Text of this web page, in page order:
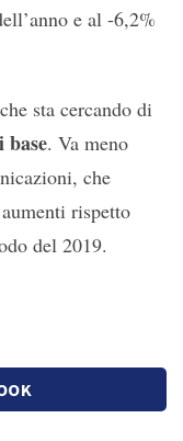
e al -6,2%
sta cercando di
. Va meno
che
rispetto
del 2019.